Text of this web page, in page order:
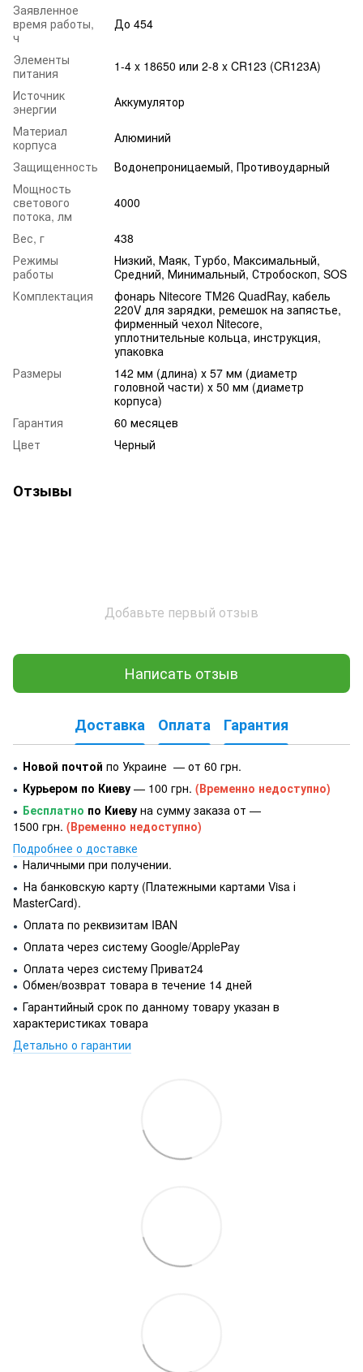
Заявленное
время работы,
ч
До 454
Элементы
питания
1-4 x 18650 или 2-8 x CR123 (CR123A)
Источник
энергии
Аккумулятор
Материал
корпуса
Алюминий
Защищенность
Водонепроницаемый, Противоударный
Мощность
светового
потока, лм
4000
Вес, г
438
Режимы
работы
Низкий, Маяк, Турбо, Максимальный,
Средний, Минимальный, Стробоскоп, SOS
Комплектация
фонарь Nitecore TM26 QuadRay, кабель
220V для зарядки, ремешок на запястье,
фирменный чехол Nitecore,
уплотнительные кольца, инструкция,
упаковка
Размеры
142 мм (длина) х 57 мм (диаметр
головной части) х 50 мм (диаметр
корпуса)
Гарантия
60 месяцев
Цвет
Черный
Отзывы
Добавьте первый отзыв
Написать отзыв
Доставка Оплата Гарантия
● Новой почтой по Украине — от 60 грн.
● Курьером по Киеву — 100 грн. (Временно недоступно)
● Бесплатно по Киеву на сумму заказа от —
1500 грн. (Временно недоступно)
Подробнее о доставке
● Наличными при получении.
● На банковскую карту (Платежными картами Visa і
MasterCard).
● Оплата по реквизитам IBAN
● Оплата через систему Google/ApplePay
● Оплата через систему Приват24
● Обмен/возврат товара в течение 14 дней
● Гарантийный срок по данному товару указан в
характеристиках товара
Детально о гарантии